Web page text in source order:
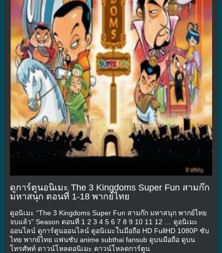
ดูการ์ตูนอนิเมะ The 3 Kingdoms Super Fun สามก๊ก
มหาสนุก ตอนที่ 1-18 พากย์ไทย
ดูอนิเมะ “The 3 Kingdoms Super Fun สามก๊ก มหาสนุก พากย์ไทย
จบแล้ว” Season ตอนที่ 1 2 3 4 5 6 7 8 9 10 11 12 … ดูอนิเมะ
ออนไลน์ ดูการ์ตูนออนไลน์ ดูอนิเมะในมือถือ HD FullHD 1080P ซับ
ไทย พากย์ไทย แฟนซับ anime subthai fansub ดูบนมือถือ ดูบน
โทรศัพท์ ดาวน์โหลดอนิเมะ ดาวน์โหลดการ์ตูน